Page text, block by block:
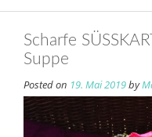
Scharfe
Suppe
Posted on 19. Mai 2019by